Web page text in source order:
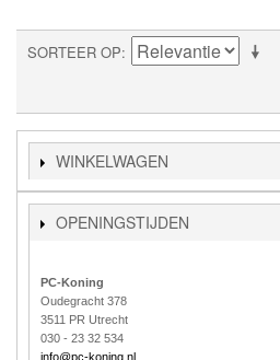
SORTEER OP
WINKELWAGEN
OPENINGSTIJDEN
PC-Koning
Oudegracht 378
3511 PR Utrecht
030 - 23 32 534
info@pc-koning.nl